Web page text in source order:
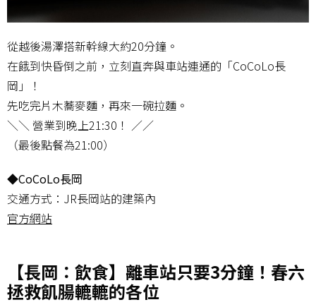
從越後湯澤搭新幹線大約20分鐘。
在餓到快昏倒之前，立刻直奔與車站連通的「CoCoLo長
岡」！
先吃完片木蕎麥麵，再來一碗拉麵。
＼＼ 營業到晚上21:30！ ／／
（最後點餐為21:00）
◆CoCoLo長岡
交通方式：JR長岡站的建築內
官方網站
【長岡：飲食】離車站只要3分鐘！春六
拯救飢腸轆轆的各位